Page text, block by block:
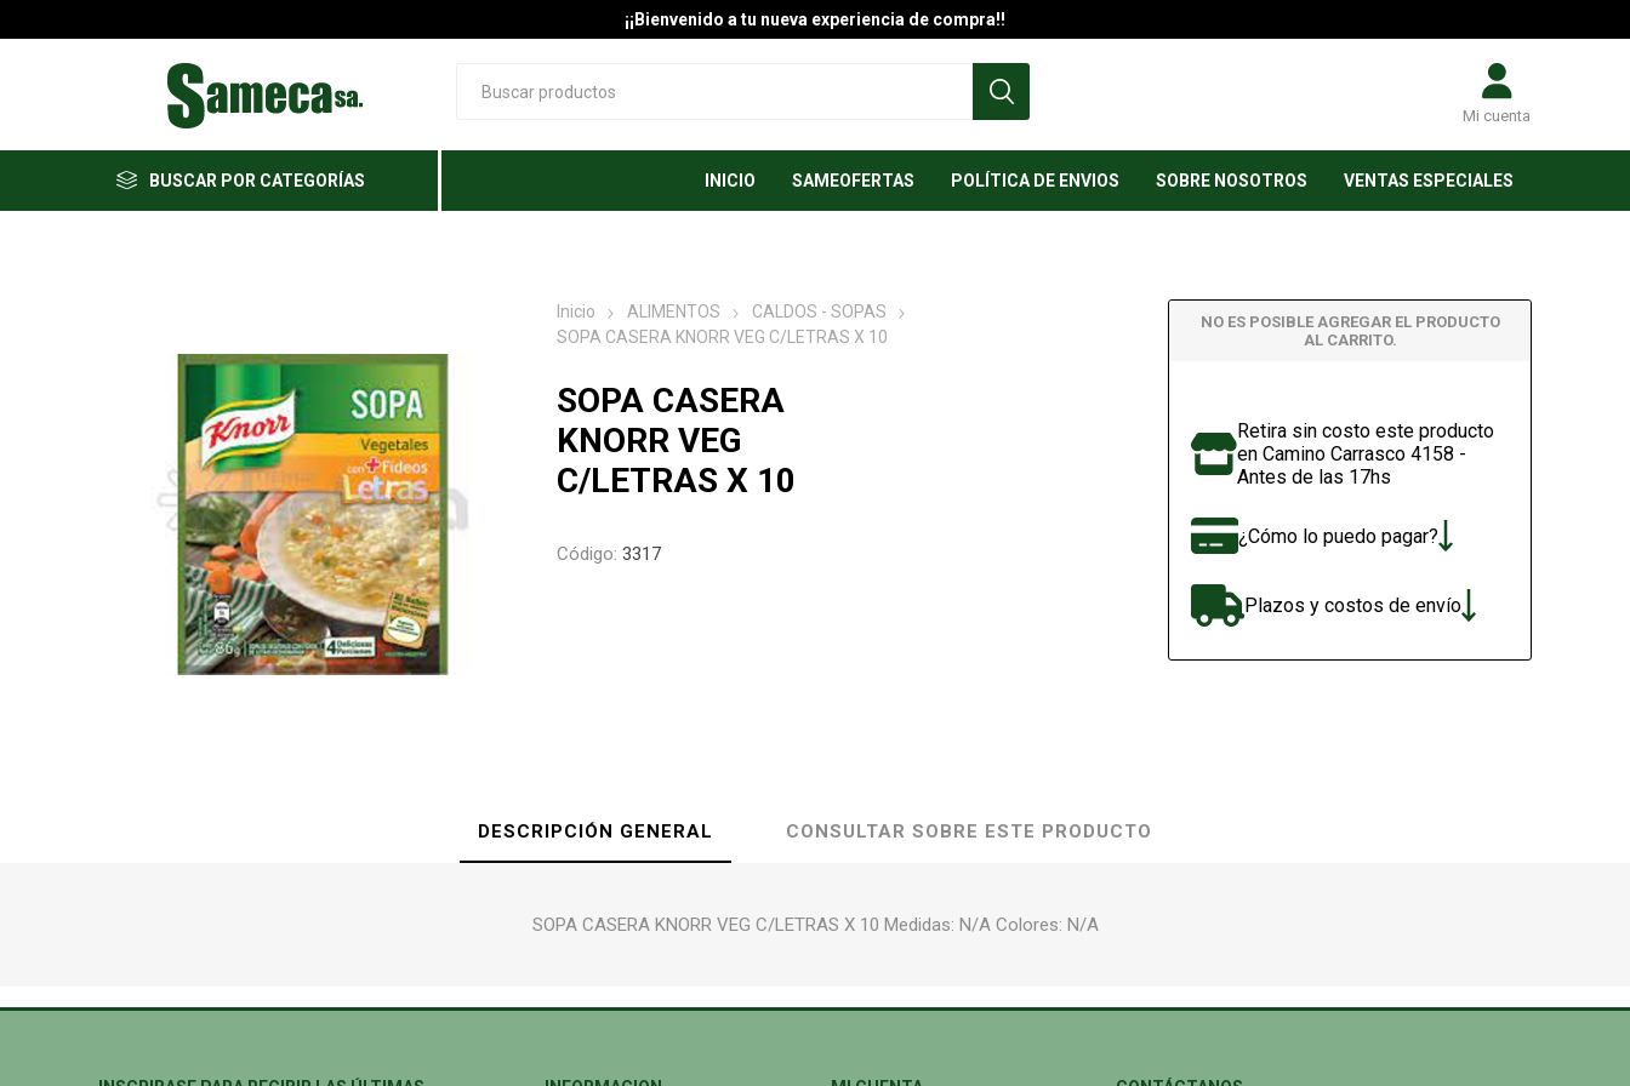
¡¡Bienvenido a tu nueva experiencia de compra!!
Mi cuenta
BUSCAR POR CATEGORÍAS INICIO SAMEOFERTAS POLÍTICA DE ENVIOS SOBRE NOSOTROS VENTAS ESPECIALES
Inicio ALIMENTOS
CALDOS - SOPAS
SOPA CASERA KNORR VEG C/LETRAS X 10
SOPA CASERA
KNORR VEG
C/LETRAS X 10
Código: 3317
NO ES POSIBLE AGREGAR EL PRODUCTO
AL CARRITO.
Retira sin costo este producto
en Camino Carrasco 4158 -
Antes de las 17hs
¿Cómo lo puedo pagar?
Plazos y costos de envío
DESCRIPCIÓN GENERAL CONSULTAR SOBRE ESTE PRODUCTO
SOPA CASERA KNORR VEG C/LETRAS X 10 Medidas: N/A Colores: N/A